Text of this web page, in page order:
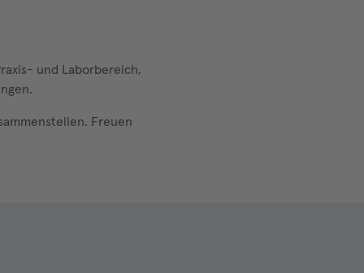
und Laborbereich,
Freuen